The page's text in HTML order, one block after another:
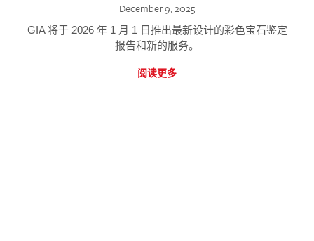
December 9, 2025
GIA 将于 2026 年 1 月 1 日推出最新设计的彩色宝石鉴定
报告和新的服务。
阅读更多